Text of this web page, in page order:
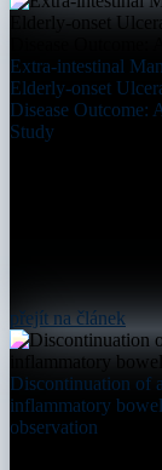
Extra-intestinal
Elderly-onset
Disease Outcome:
Study
přejít na článek
Discontinuation of
inflammatory
observation